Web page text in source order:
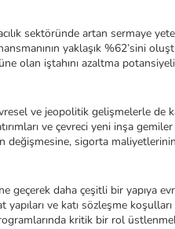
sektöründe artan sermaye
yaklaşık %62’sini
olan iştahını azaltma
ve jeopolitik gelişmelerle de
ve çevreci yeni inşa
değişmesine, sigorta
geçerek daha çeşitli bir yapıya
ve katı sözleşme
kritik bir rol